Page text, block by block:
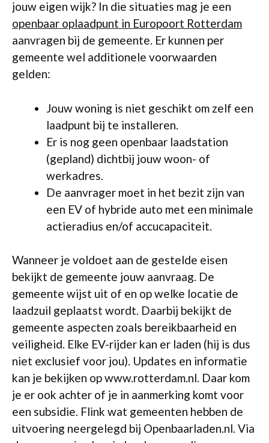
jouw eigen wijk? In die situaties mag je een
openbaar oplaadpunt in Europoort Rotterdam
aanvragen bij de gemeente. Er kunnen per
gemeente wel additionele voorwaarden
gelden:
Jouw woning is niet geschikt om zelf een
laadpunt bij te installeren.
Er is nog geen openbaar laadstation
(gepland) dichtbij jouw woon- of
werkadres.
De aanvrager moet in het bezit zijn van
een EV of hybride auto met een minimale
actieradius en/of accucapaciteit.
Wanneer je voldoet aan de gestelde eisen
bekijkt de gemeente jouw aanvraag. De
gemeente wijst uit of en op welke locatie de
laadzuil geplaatst wordt. Daarbij bekijkt de
gemeente aspecten zoals bereikbaarheid en
veiligheid. Elke EV-rijder kan er laden (hij is dus
niet exclusief voor jou). Updates en informatie
kan je bekijken op www.rotterdam.nl. Daar kom
je er ook achter of je in aanmerking komt voor
een subsidie. Flink wat gemeenten hebben de
uitvoering neergelegd bij Openbaarladen.nl. Via